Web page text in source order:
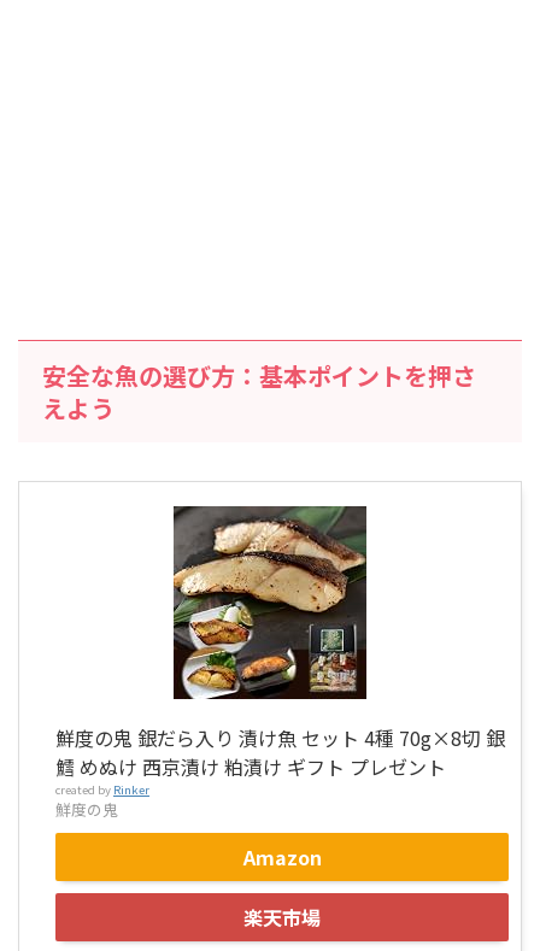
安全な魚の選び方：基本ポイントを押さ
えよう
鮮度の鬼 銀だら入り 漬け魚 セット 4種 70g×8切 銀
鱈 めぬけ 西京漬け 粕漬け ギフト プレゼント
created by Rinker
鮮度の鬼
Amazon
楽天市場